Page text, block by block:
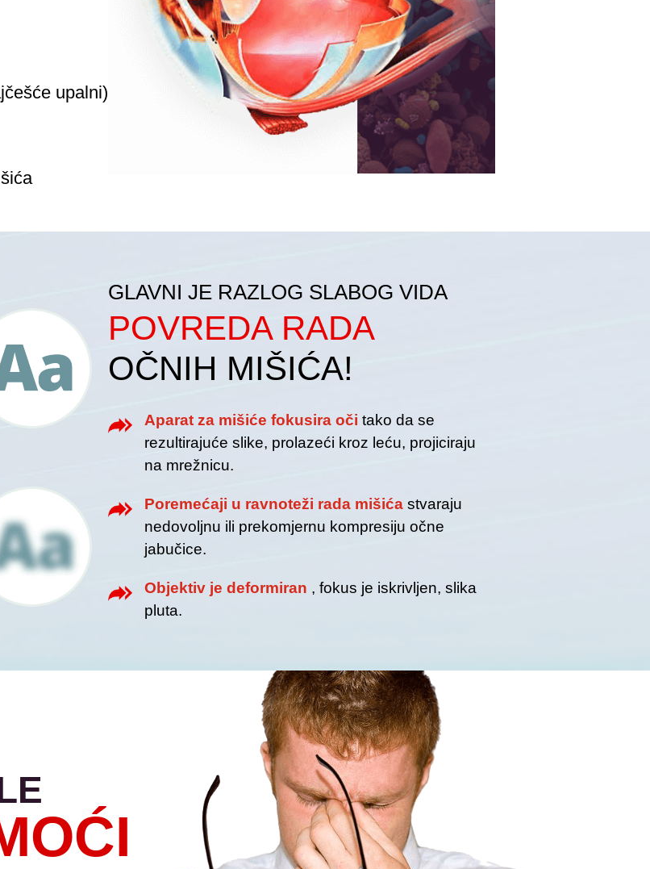
upalni)
GLAVNI JE RAZLOG SLABOG VIDA
POVREDA RADA
OČNIH MIŠIĆA!
Aparat za mišiće fokusira oči tako da se
rezultirajuće slike, prolazeći kroz leću, projiciraju
na mrežnicu.
Poremećaji u ravnoteži rada mišića stvaraju
nedovoljnu ili prekomjernu kompresiju očne
jabučice.
Objektiv je deformiran , fokus je iskrivljen, slika
pluta.